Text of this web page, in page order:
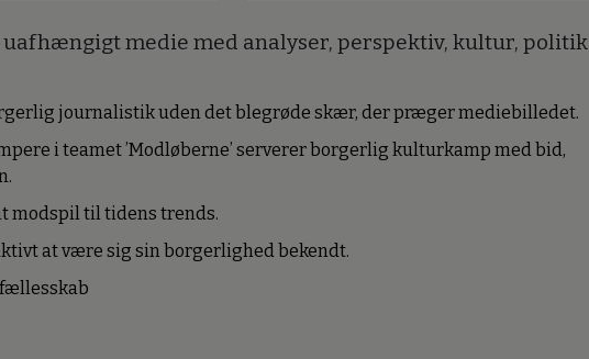
uafhængigt medie med analyser, perspektiv, kultur, politik
journalistik uden det blegrøde skær, der præger mediebilledet.
i teamet ’Modløberne’ serverer borgerlig kulturkamp med bid,
modspil til tidens trends.
at være sig sin borgerlighed bekendt.